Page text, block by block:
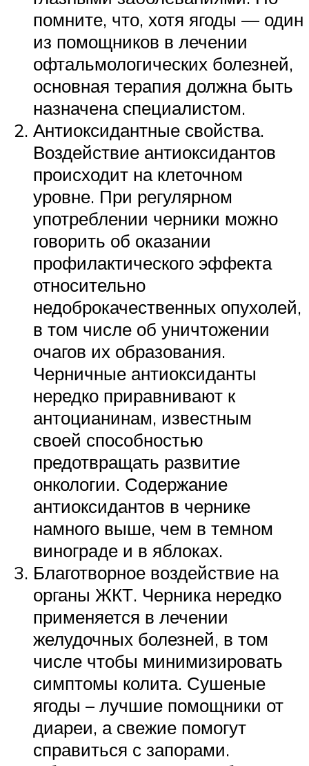
помните, что, хотя ягоды — один
из помощников в лечении
офтальмологических болезней,
основная терапия должна быть
назначена специалистом.
Антиоксидантные свойства.
Воздействие антиоксидантов
происходит на клеточном
уровне. При регулярном
употреблении черники можно
говорить об оказании
профилактического эффекта
относительно
недоброкачественных опухолей,
в том числе об уничтожении
очагов их образования.
Черничные антиоксиданты
нередко приравнивают к
антоцианинам, известным
своей способностью
предотвращать развитие
онкологии. Содержание
антиоксидантов в чернике
намного выше, чем в темном
винограде и в яблоках.
Благотворное воздействие на
органы ЖКТ. Черника нередко
применяется в лечении
желудочных болезней, в том
числе чтобы минимизировать
симптомы колита. Сушеные
ягоды – лучшие помощники от
диареи, а свежие помогут
справиться с запорами.